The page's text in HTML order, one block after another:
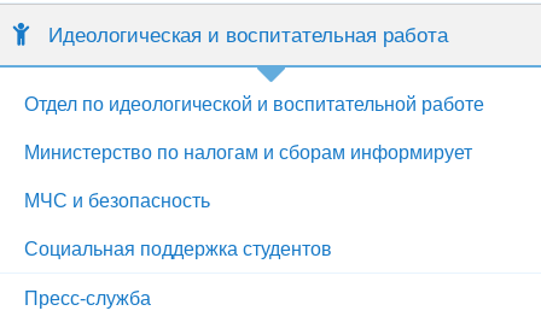
Идеологическая и воспитательная работа
Отдел по идеологической и воспитательной работе
Министерство по налогам и сборам информирует
МЧС и безопасность
Социальная поддержка студентов
Пресс-служба